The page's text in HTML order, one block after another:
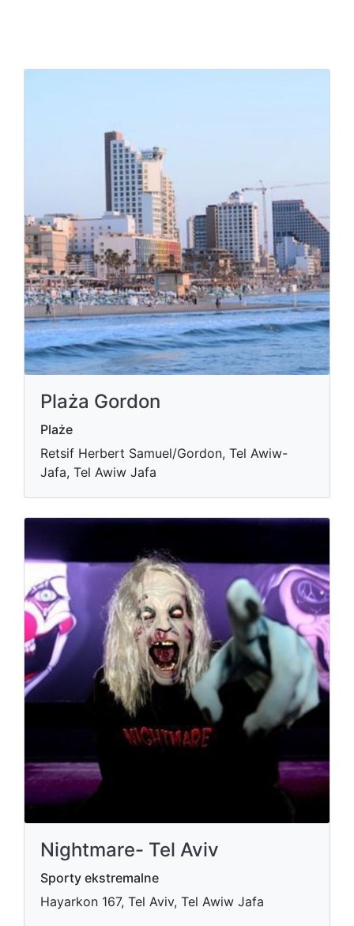
Plaża Gordon
Plaże
Retsif Herbert Samuel/Gordon, Tel Awiw-
Jafa, Tel Awiw Jafa
Nightmare- Tel Aviv
Sporty ekstremalne
Hayarkon 167, Tel Aviv, Tel Awiw Jafa